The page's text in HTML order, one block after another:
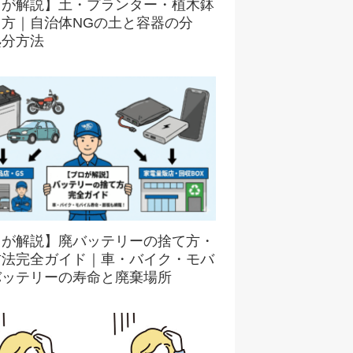
解説】土・プランター・植木鉢
｜自治体NGの土と容器の分
方法
解説】廃バッテリーの捨て方・
完全ガイド｜車・バイク・モバ
テリーの寿命と廃棄場所